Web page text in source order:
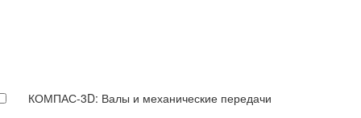
КОМПАС-3D: Валы и механические передачи